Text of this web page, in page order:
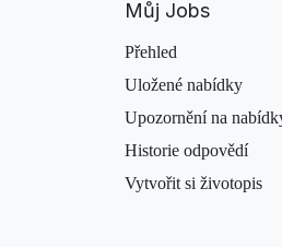
Můj Jobs
Přehled
Uložené nabídky
Upozornění na
Historie odpovědí
Vytvořit si životopis